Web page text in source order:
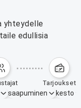
yhteydelle
edullisia
tarjoukset
saapuminen
kesto